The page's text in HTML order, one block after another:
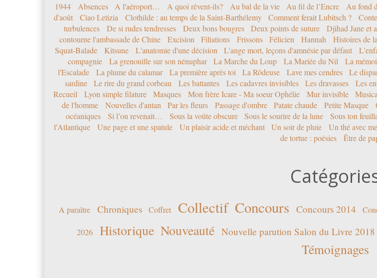
1944 Absences A l'aéroport… A quoi rêvent-ils? Au bal de la vie Au fil de l’Encre Au fond
d'août
Ciao Letizia Clothilde : au temps de la Saint-Barthélemy Comment ferait Lubitsch ?
turbulences
De si rudes tendresses Deux bons bougres Deux points de suture Djihad Jane et
contourne l'ambassade de Chine
Excision Filiations Frissons Félicien Hannah Histoires de
Squat-Balade
Kitsune L'anatomie d'une décision L'ange mort, leçons d'amnésie par défaut
compagnie
La grenouille sur son nénuphar La Marche du Loup La Mariée du Nil La
l'Escalade
La plume du calamar La première après toi La Rôdeuse Lave mes cendres Le
sardine
Le rire du grand corbeau Les battantes Les cadavres invisibles Les dravasses Les
Recueil
Lyon simple filature Masques Mon frère Icare - Ma soeur Ophélie Mur invisible
de l'homme
Nouvelles d'antan Par les fleurs Passage d'ombre Patate chaude Petite Masque
océaniques
Si l’on revenait… Sous la voûte obscure Sous le sourire de la lune Sous ton
l'Atlantique
Une page et une spatule Un plaisir acide et méchant Un soir de pluie Un thé avec
de tortue : poésies
Être de
A paraître Chroniques Coffret Collectif Concours Concours 2014
2026 Historique Nouveauté Nouvelle parution Salon du Livre 2018
Témoignages